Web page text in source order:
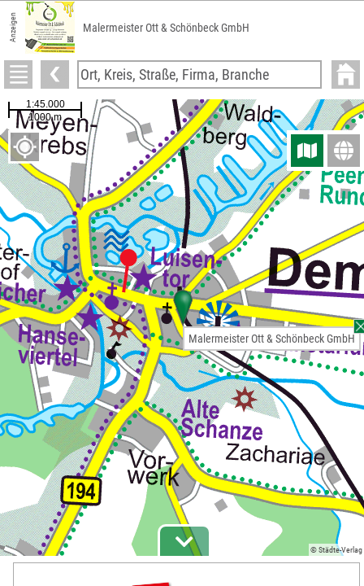
Anzeigen Malermeister Ott & Schönbeck GmbH
© Städte-Verlag
Malermeister Ott & Schönbeck GmbH